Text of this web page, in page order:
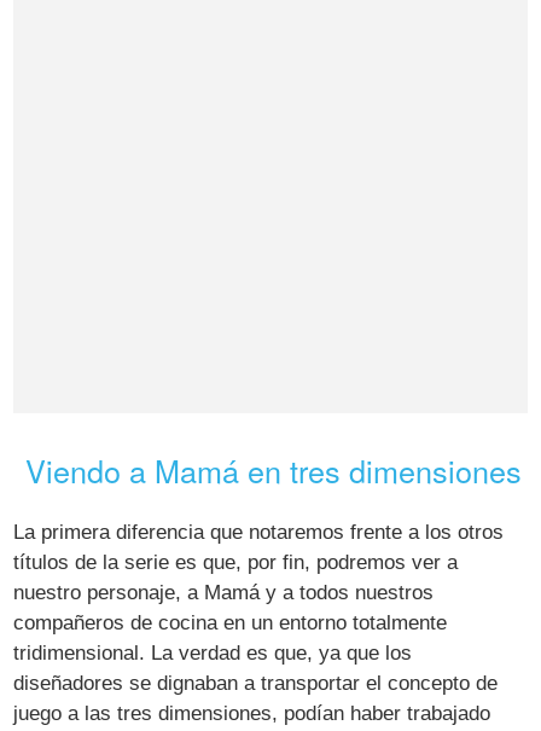
Viendo a Mamá en tres dimensiones
La primera diferencia que notaremos frente a los otros
títulos de la serie es que, por fin, podremos ver a
nuestro personaje, a Mamá y a todos nuestros
compañeros de cocina en un entorno totalmente
tridimensional. La verdad es que, ya que los
diseñadores se dignaban a transportar el concepto de
juego a las tres dimensiones, podían haber trabajado